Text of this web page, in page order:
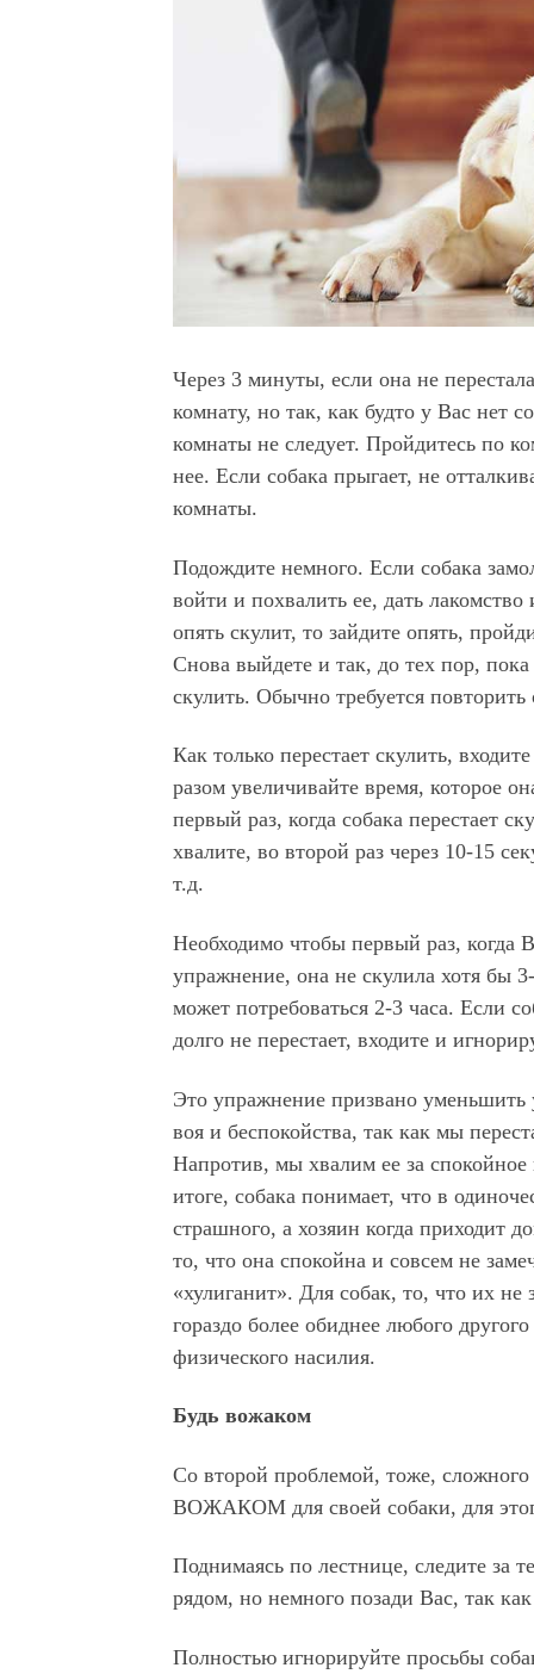
Через 3 минуты, если она не
комнату, но так, как будто у Вас нет
комнаты не следует. Пройдитесь по
нее. Если собака прыгает, не
комнаты.
Подождите немного. Если собака
войти и похвалить ее, дать лакомство
опять скулит, то зайдите опять,
Снова выйдете и так, до тех пор, пока
скулить. Обычно требуется повторить
Как только перестает скулить,
разом увеличивайте время, которое
первый раз, когда собака перестает
хвалите, во второй раз через 10-15
т.д.
Необходимо чтобы первый раз, когда
упражнение, она не скулила хотя бы
может потребоваться 2-3 часа. Если
долго не перестает, входите и
Это упражнение призвано уменьшить
воя и беспокойства, так как мы
Напротив, мы хвалим ее за
итоге, собака понимает, что в
страшного, а хозяин когда приходит
то, что она спокойна и совсем не
«хулиганит». Для собак, то, что их
гораздо более обиднее любого
физического насилия.
Будь вожаком
Со второй проблемой, тоже,
ВОЖАКОМ для своей собаки, для
Поднимаясь по лестнице, следите за
рядом, но немного позади Вас, так
Полностью игнорируйте просьбы